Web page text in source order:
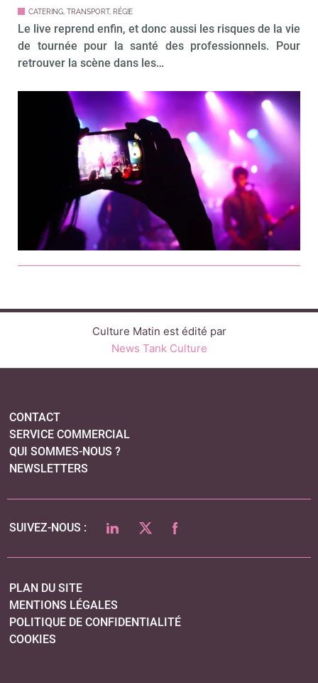
CATERING, TRANSPORT, RÉGIE
Le live reprend enfin, et donc aussi les risques de la vie
de tournée pour la santé des professionnels. Pour
retrouver la scène dans les…
Culture Matin est édité par
News Tank Culture
CONTACT
SERVICE COMMERCIAL
QUI SOMMES-NOUS ?
NEWSLETTERS
SUIVEZ-NOUS : LINKEDINTWITTERFACEBOOK
PLAN DU SITE
MENTIONS LÉGALES
POLITIQUE DE CONFIDENTIALITÉ
COOKIES